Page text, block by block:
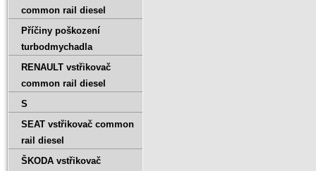
common rail diesel
Příčiny poškození
turbodmychadla
RENAULT vstřikovač
common rail diesel
S
SEAT vstřikovač common
rail diesel
ŠKODA vstřikovač